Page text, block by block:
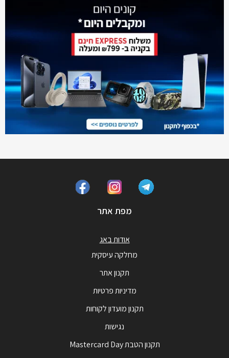
מפת אתר
אודות באג
מחלקה עיסקית
תקנון אתר
מדיניות פרטיות
תקנון מועדון לקוחות
נגישות
תקנון הטבת Mastercard Day